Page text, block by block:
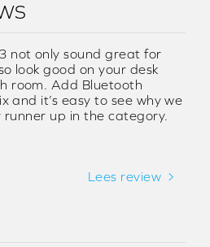
not only sound great for
look good on your desk
room. Add Bluetooth
and it’s easy to see why we
up in the category.
Lees review